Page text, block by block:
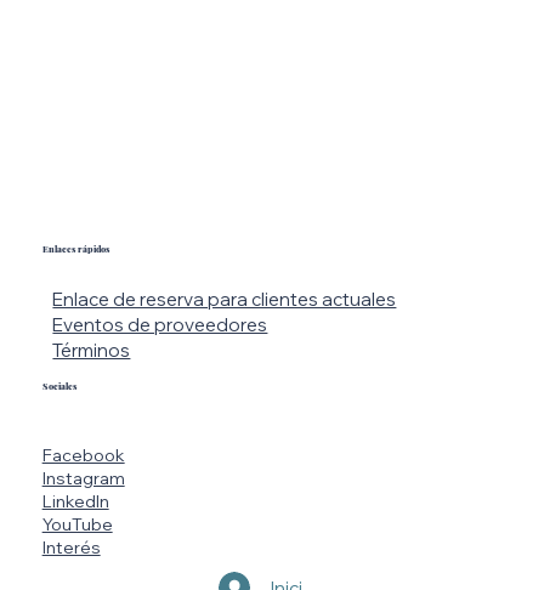
Facebook
Instagram
LinkedIn
YouTube
Interés
Sociales
Enlaces rápidos
Enlace de reserva para clientes actuales
Eventos de proveedores
Términos